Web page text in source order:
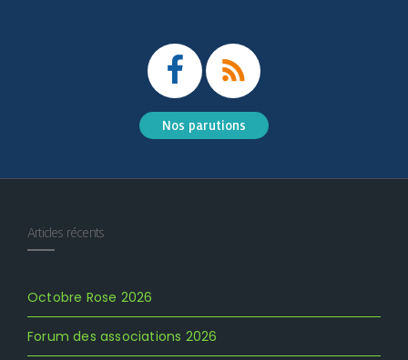
Nos parutions
Articles récents
Octobre Rose 2026
Forum des associations 2026